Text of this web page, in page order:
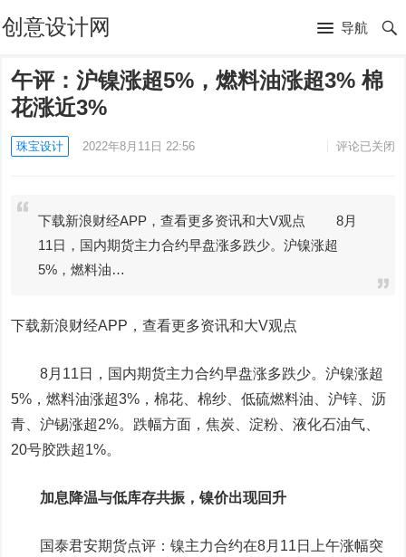
创意设计网 导航
午评：沪镍涨超5%，燃料油涨超3% 棉
花涨近3%
珠宝设计 2022年8月11日 22:56 评论已关闭
下载新浪财经APP，查看更多资讯和大V观点 8月
11日，国内期货主力合约早盘涨多跌少。沪镍涨超
5%，燃料油…
下载新浪财经APP，查看更多资讯和大V观点
8月11日，国内期货主力合约早盘涨多跌少。沪镍涨超
5%，燃料油涨超3%，棉花 、棉纱、低硫燃料油、沪锌、沥
青 、沪锡涨超2%。跌幅方面，焦炭 、淀粉 、液化石油气、
20号胶跌超1%。
加息降温与低库存共振，镍价出现回升
国泰君安期货点评：镍主力合约在8月11日上午涨幅突